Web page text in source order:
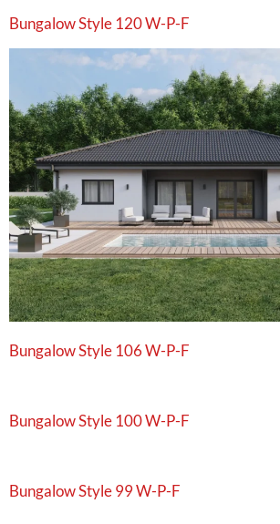
Bungalow Style 120 W-P-F
Bungalow Style 106 W-P-F
Bungalow Style 100 W-P-F
Bungalow Style 99 W-P-F